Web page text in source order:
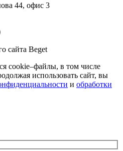
44, офис 3
сайта Beget
cookie–файлы, в том числе
использовать сайт, вы
и обработки